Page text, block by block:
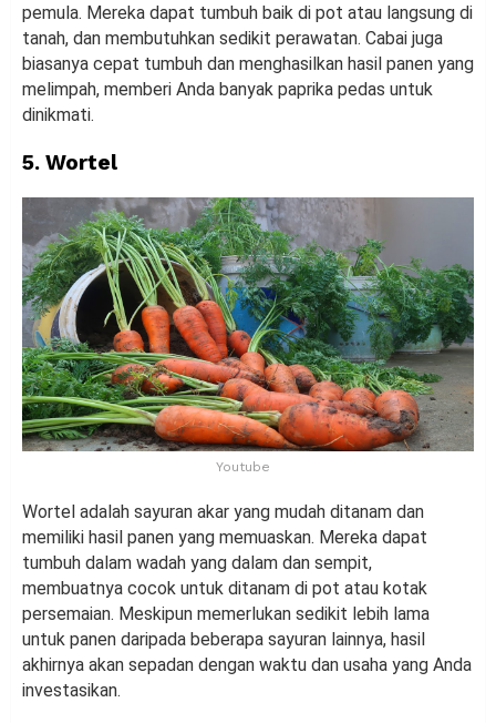
pemula. Mereka dapat tumbuh baik di pot atau langsung di
tanah, dan membutuhkan sedikit perawatan. Cabai juga
biasanya cepat tumbuh dan menghasilkan hasil panen yang
melimpah, memberi Anda banyak paprika pedas untuk
dinikmati.
5. Wortel
Youtube
Wortel adalah sayuran akar yang mudah ditanam dan
memiliki hasil panen yang memuaskan. Mereka dapat
tumbuh dalam wadah yang dalam dan sempit,
membuatnya cocok untuk ditanam di pot atau kotak
persemaian. Meskipun memerlukan sedikit lebih lama
untuk panen daripada beberapa sayuran lainnya, hasil
akhirnya akan sepadan dengan waktu dan usaha yang Anda
investasikan.